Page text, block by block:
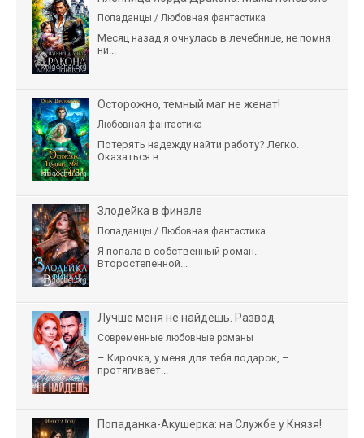
Попаданцы / Любовная фантастика
Месяц назад я очнулась в лечебнице, не помня
ни...
Осторожно, темный маг не женат!
Любовная фантастика
Потерять надежду найти работу? Легко.
Оказаться в...
Злодейка в финале
Попаданцы / Любовная фантастика
Я попала в собственный роман.
Второстепенной...
Лучше меня не найдешь. Развод
Современные любовные романы
– Кирочка, у меня для тебя подарок, –
протягивает...
Попаданка-Акушерка: на Службе у Князя!